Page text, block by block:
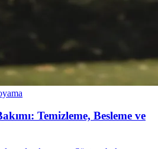
Temizleme, Besleme ve